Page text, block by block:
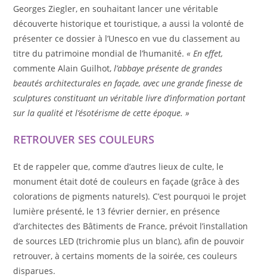
Georges Ziegler, en souhaitant lancer une véritable
découverte historique et touristique, a aussi la volonté de
présenter ce dossier à l’Unesco en vue du classement au
titre du patrimoine mondial de l’humanité.« En effet,
commente Alain Guilhot,l’abbaye présente de grandes
beautés architecturales en façade, avec une grande finesse de
sculptures constituant un véritable livre d’information portant
sur la qualité et l’ésotérisme de cette époque. »
RETROUVER SES COULEURS
Et de rappeler que, comme d’autres lieux de culte, le
monument était doté de couleurs en façade (grâce à des
colorations de pigments naturels). C’est pourquoi le projet
lumière présenté, le 13 février dernier, en présence
d’architectes des Bâtiments de France, prévoit l’installation
de sources LED (trichromie plus un blanc), afin de pouvoir
retrouver, à certains moments de la soirée, ces couleurs
disparues.